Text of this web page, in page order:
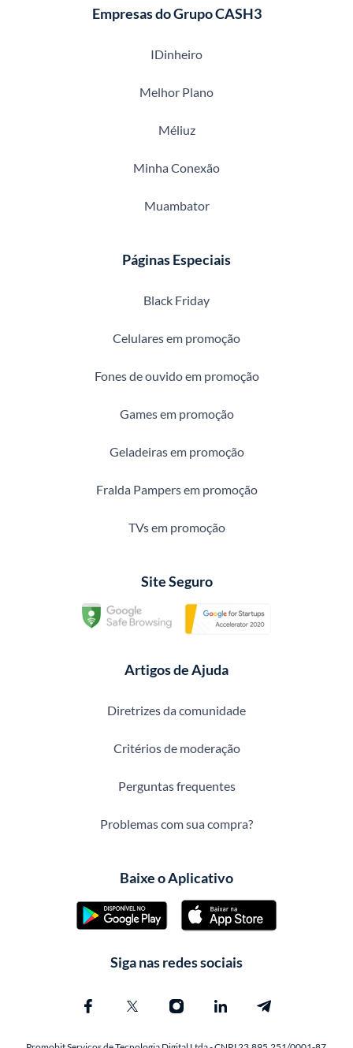
Empresas do Grupo CASH3
IDinheiro
Melhor Plano
Méliuz
Minha Conexão
Muambator
Páginas Especiais
Black Friday
Celulares em promoção
Fones de ouvido em promoção
Games em promoção
Geladeiras em promoção
Fralda Pampers em promoção
TVs em promoção
Site Seguro
Artigos de Ajuda
Diretrizes da comunidade
Critérios de moderação
Perguntas frequentes
Problemas com sua compra?
Baixe o Aplicativo
Siga nas redes sociais